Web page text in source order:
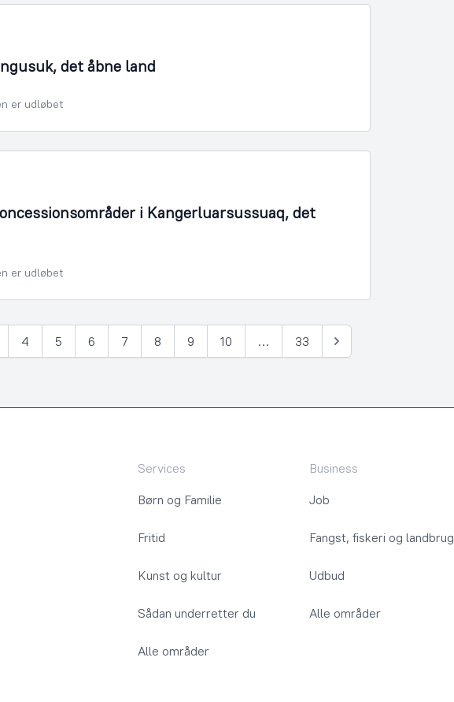
det åbne land
er udløbet
i Kangerluarsussuaq, det
er udløbet
4 5 6 7 8 9 10 … 33
Næste
Services
Børn og Familie
Fritid
Kunst og kultur
Sådan underretter du
Alle områder
Business
Job
Fangst, fiskeri og landbrug
Udbud
Alle områder